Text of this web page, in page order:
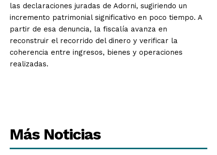
las declaraciones juradas de Adorni, sugiriendo un
incremento patrimonial significativo en poco tiempo. A
partir de esa denuncia, la fiscalía avanza en
reconstruir el recorrido del dinero y verificar la
coherencia entre ingresos, bienes y operaciones
realizadas.
Más Noticias